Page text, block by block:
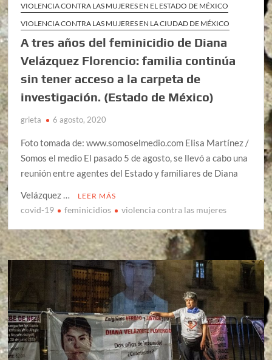
VIOLENCIA CONTRA LAS MUJERES EN EL ESTADO DE MÉXICO
VIOLENCIA CONTRA LAS MUJERES EN LA CIUDAD DE MÉXICO
A tres años del feminicidio de Diana
Velázquez Florencio: familia continúa
sin tener acceso a la carpeta de
investigación. (Estado de México)
grieta 6 agosto, 2020
Foto tomada de: www.somoselmedio.com Elisa Martínez /
Somos el medio El pasado 5 de agosto, se llevó a cabo una
reunión entre agentes del Estado y familiares de Diana
Velázquez …
LEER MÁS
covid-19 feminicidios violencia contra las mujeres